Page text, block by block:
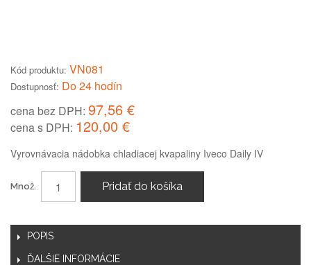
Kód produktu: VN081
Dostupnosť: Do 24 hodín
cena bez DPH: 97,56 €
cena s DPH: 120,00 €
Vyrovnávacia nádobka chladiacej kvapaliny Iveco Daily IV
Množ. Pridať do košíka
POPIS
ĎALŠIE INFORMÁCIE